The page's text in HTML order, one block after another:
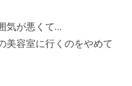
気が悪くて…
美容室に行くのをやめて